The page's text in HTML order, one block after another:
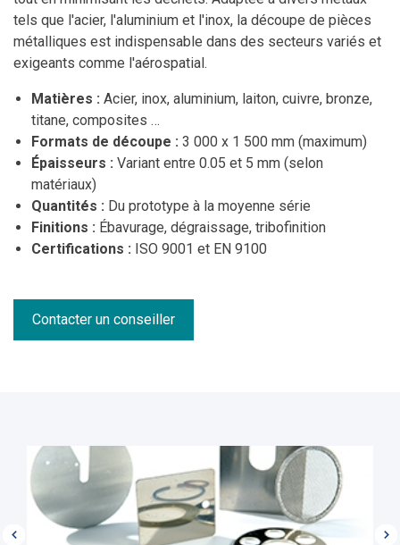
tels que l'acier, l'aluminium et l'inox, la découpe de pièces
métalliques est indispensable dans des secteurs variés et
exigeants comme l'aérospatial.
Matières : Acier, inox, aluminium, laiton, cuivre, bronze,
titane, composites …
Formats de découpe : 3 000 x 1 500 mm (maximum)
Épaisseurs : Variant entre 0.05 et 5 mm (selon
matériaux)
Quantités : Du prototype à la moyenne série
Finitions : Ébavurage, dégraissage, tribofinition
Certifications : ISO 9001 et EN 9100
Contacter un conseiller